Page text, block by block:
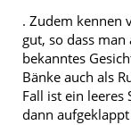
. Zudem kennen
gut, so dass
bekanntes
Bänke auch als
Fall ist ein leeres
dann